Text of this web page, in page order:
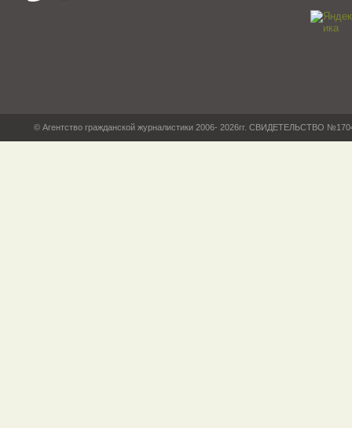
© Агентство гражданской журналистики 2006- 2026гг. СВИДЕТЕЛЬСТВО